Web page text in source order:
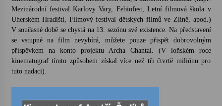
Letní koncerty ve Stromovce: Rufus Miller
22. 7. 2026
Vysočinka
17. 7. 2026
Ozvěny prázdnin
Mezinárodní festival Karlovy Vary, Febiofest, Letní filmová škola v
Uherském Hradišti, Filmový festival dětských filmů ve Zlíně, apod.)
V současné době se chystá na 13. sezónu své existence. Na představení
se vstupné na film nevybírá, můžete pouze přispět dobrovolným
příspěvkem na konto projektu Archa Chantal. (V loňském roce
kinematograf tímto způsobem získal více než tři čtvrtě miliónu pro
tuto nadaci).